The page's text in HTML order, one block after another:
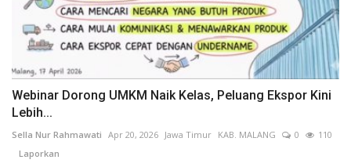
Webinar Dorong UMKM Naik Kelas, Peluang Ekspor Kini
Lebih...
Sella Nur Rahmawati Apr 20, 2026 Jawa Timur KAB. MALANG 0
110
Laporkan